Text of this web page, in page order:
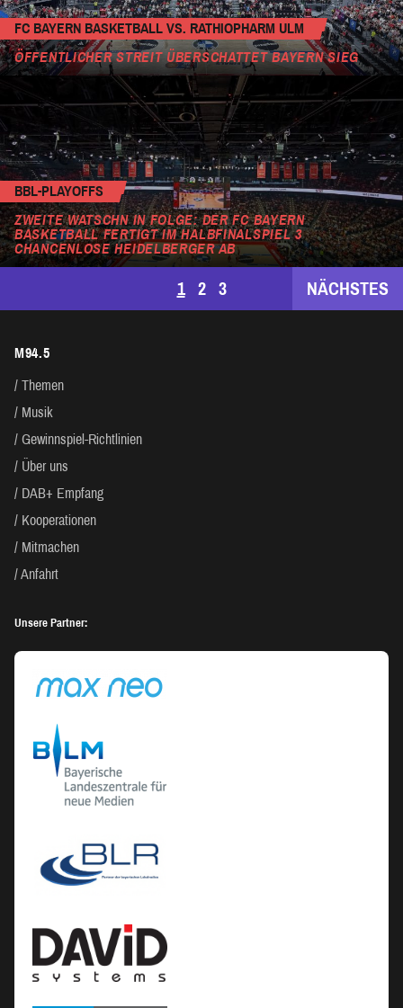
FC BAYERN BASKETBALL VS. RATHIOPHARM ULM
ÖFFENTLICHER STREIT ÜBERSCHATTET BAYERN SIEG
BBL-PLAYOFFS
ZWEITE WATSCHN IN FOLGE: DER FC BAYERN
BASKETBALL FERTIGT IM HALBFINALSPIEL 3
CHANCENLOSE HEIDELBERGER AB
SEITENNUMMERIERUNG
BEITRÄGE
1 2 3 NÄCHSTES
M94.5
Themen
Musik
Gewinnspiel-Richtlinien
Über uns
DAB+ Empfang
Kooperationen
Mitmachen
Anfahrt
Unsere Partner: